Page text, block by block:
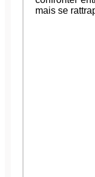
mais se